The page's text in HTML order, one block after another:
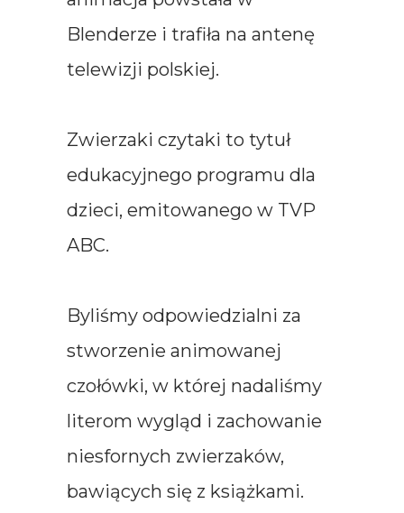
Blenderze i trafiła na antenę
telewizji polskiej.
Zwierzaki czytaki to tytuł
edukacyjnego programu dla
dzieci, emitowanego w TVP
ABC.
Byliśmy odpowiedzialni za
stworzenie animowanej
czołówki, w której nadaliśmy
literom wygląd i zachowanie
niesfornych zwierzaków,
bawiących się z książkami.